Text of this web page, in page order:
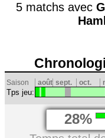
5 matchs avec
Saison août sept. oct.
Tps jeu:
28%